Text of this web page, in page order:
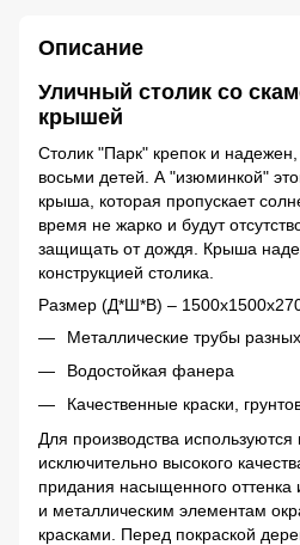
Описание
Уличный столик со
крышей
Столик "Парк" крепок и
восьми детей. А "изюминкой"
крыша, которая пропускает
время не жарко и будут
защищать от дождя. Крыша
конструкцией столика.
Размер (Д*Ш*В) –
Металлические трубы
Водостойкая фанера
Качественные краски,
Для производства
исключительно высокого
придания насыщенного оттенка
и металлическим элементам
красками. Перед покраской